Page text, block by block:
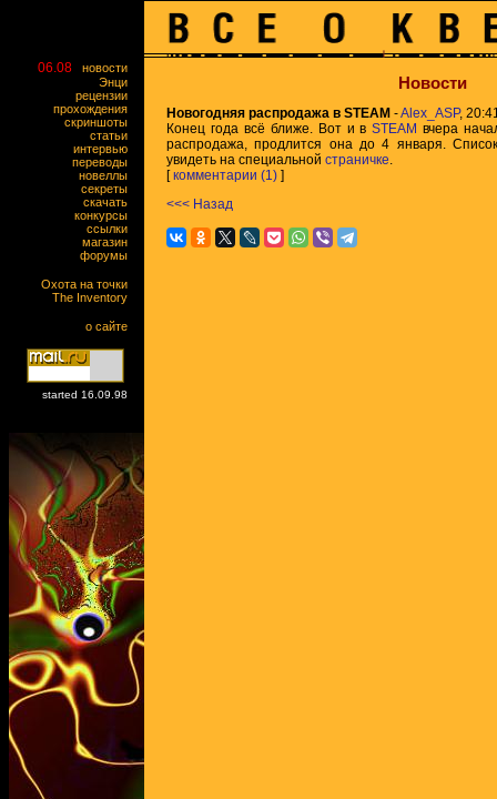
06.08
новости
Энци
рецензии
прохождения
скриншоты
статьи
интервью
переводы
новеллы
секреты
скачать
конкурсы
ссылки
магазин
форумы
Охота на точки
The Inventory
о сайте
started 16.09.98
Новости
Новогодняя распродажа в STEAM -Alex_ASP,
Конец года всё ближе. Вот и вSTEAM вчера
распродажа, продлится она до 4 января.
увидеть на специальной страничке.
[комментарии (1) ]
<<< Назад